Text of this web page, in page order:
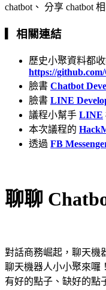
chatbot、 分享 chatbot
▎相關連結
歷史小聚資料都收
https://
臉書 Chatbot
臉書 LINE
議程小幫手 LINE
本次議程的
透過 FB
聊聊
對話商務崛起，聊天機
聊天機器人小小聚來囉
有好的點子、缺好的點